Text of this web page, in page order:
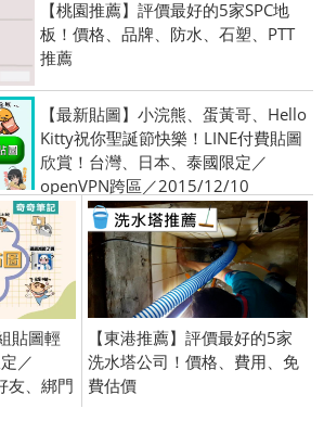
【桃園推薦】評價最好的5家SPC地
板！價格、品牌、防水、石塑、PTT
推薦
【最新貼圖】小浣熊、蛋黃哥、Hello
Kitty祝你聖誕節快樂！LINE付費貼圖
欣賞！台灣、日本、泰國限定／
openVPN跨區／2015/12/10
貼圖輕
／
友、綁門
【東港推薦】評價最好的5家
洗水塔公司！價格、費用、免
費估價